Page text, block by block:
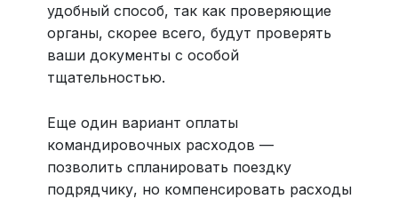
удобный способ, так как проверяющие
органы, скорее всего, будут проверять
ваши документы с особой
тщательностью.
Еще один вариант оплаты
командировочных расходов —
позволить спланировать поездку
подрядчику, но компенсировать расходы